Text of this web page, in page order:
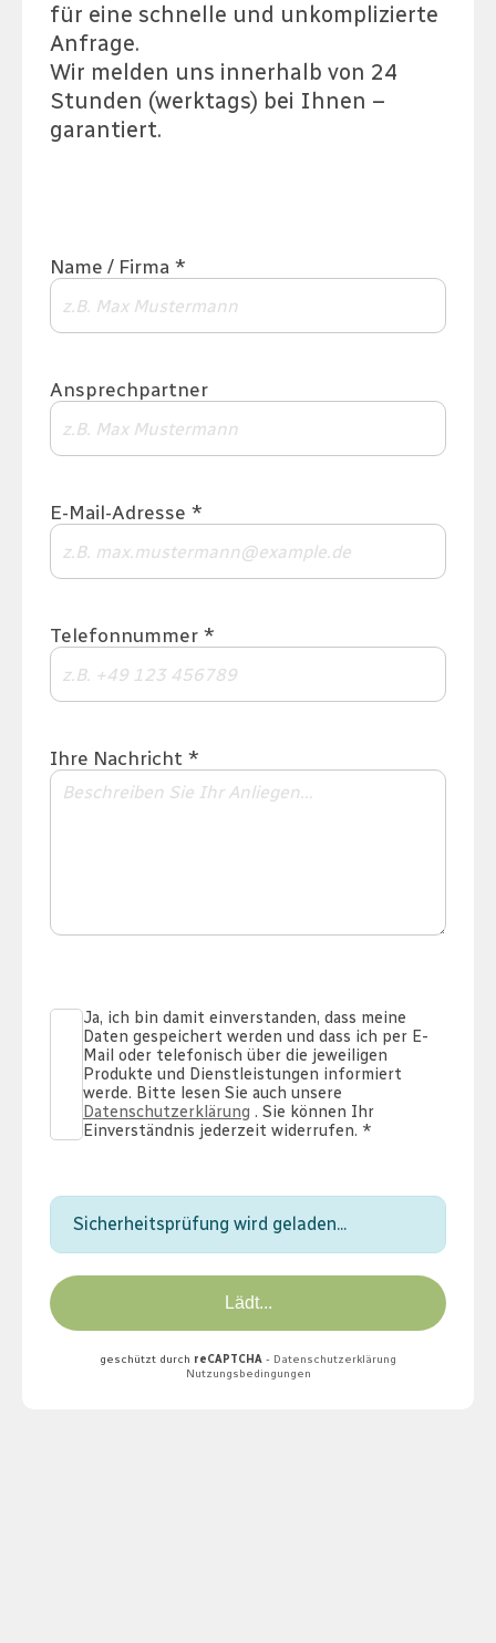
für eine schnelle und unkomplizierte
Anfrage.
Wir melden uns innerhalb von 24
Stunden (werktags) bei Ihnen –
garantiert.
Name / Firma *
Ansprechpartner
E-Mail-Adresse *
Telefonnummer *
Ihre Nachricht *
Ja, ich bin damit einverstanden, dass meine
Daten gespeichert werden und dass ich per E-
Mail oder telefonisch über die jeweiligen
Produkte und Dienstleistungen informiert
werde. Bitte lesen Sie auch unsere
Datenschutzerklärung . Sie können Ihr
Einverständnis jederzeit widerrufen. *
Sicherheitsprüfung wird geladen...
Lädt...
geschützt durch reCAPTCHA - Datenschutzerklärung
Nutzungsbedingungen